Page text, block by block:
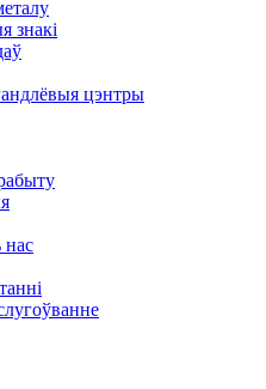
знакі
цэнтры
нас